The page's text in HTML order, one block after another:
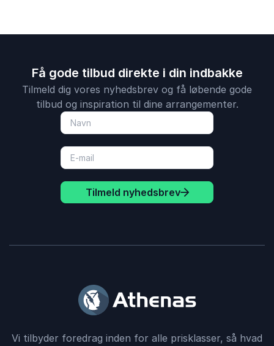
Få gode tilbud direkte i din indbakke
Tilmeld dig vores nyhedsbrev og få løbende gode
tilbud og inspiration til dine arrangementer.
Tilmeld nyhedsbrev
Vi tilbyder foredrag inden for alle prisklasser, så hvad